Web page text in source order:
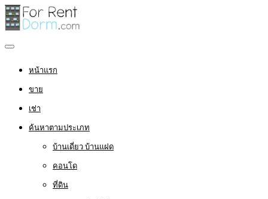
หน้าแรก
ขาย
เช่า
ค้นหาตามประเภท
บ้านเดี่ยว บ้านแฝด
คอนโด
ที่ดิน